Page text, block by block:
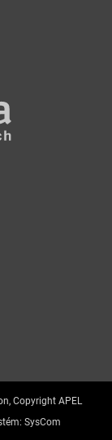
Copyright APEL
SysCom